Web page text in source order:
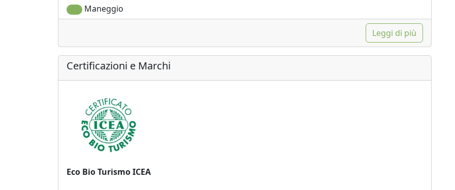
Maneggio
Leggi di più
Certificazioni e Marchi
Eco Bio Turismo ICEA